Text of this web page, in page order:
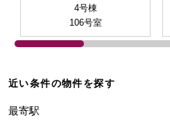
4号棟
106号室
近い条件の物件を探す
最寄駅